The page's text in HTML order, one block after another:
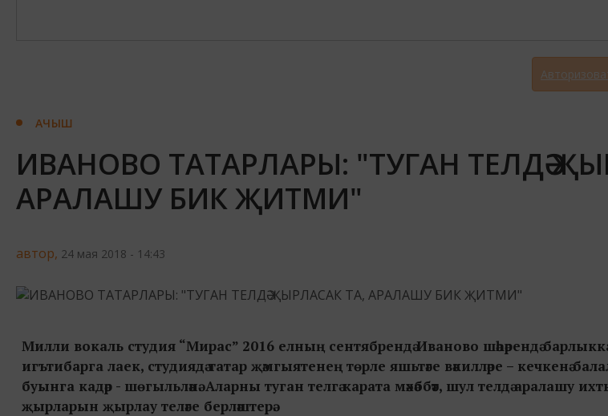
АЧЫШ
ИВАНОВО ТАТАРЛАРЫ: "ТУГАН ТЕЛДӘ
АРАЛАШУ БИК ҖИТМИ"
автор, 24 мая 2018 - 14:43
Милли вокаль студия “Мирас” 2016 елның сентябрендә Иваново шәһәрендә
игътибарга лаек, студиядә татар җәмгыятенең төрле яшьтәге вәкилләре – кечкенә
буынга кадәр - шөгыльләнә. Аларны туган телгә карата мәхәббәт, шул телдә аралашу
җырларын җырлау теләге берләштерә.